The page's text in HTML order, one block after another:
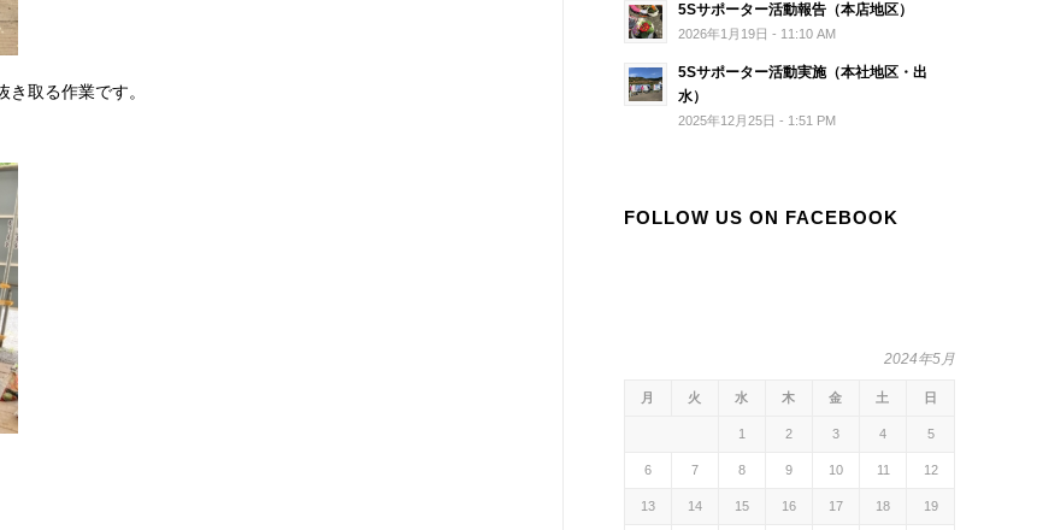
取る作業です。
5Sサポーター活動報告（本店地区）
2026年1月19日 - 11:10 AM
5Sサポーター活動実施（本社地区・出
水）
2025年12月25日 - 1:51 PM
FOLLOW US ON FACEBOOK
2024年5月
月 火 水 木 金 土 日
1 2 3 4 5
6 7 8 9 10 11 12
13 14 15 16 17 18 19